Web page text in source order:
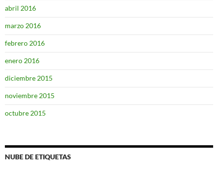
abril 2016
marzo 2016
febrero 2016
enero 2016
diciembre 2015
noviembre 2015
octubre 2015
NUBE DE ETIQUETAS